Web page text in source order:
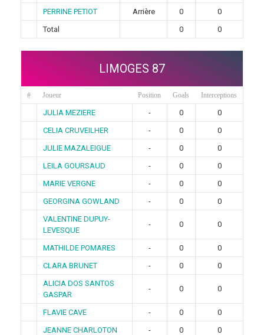
PERRINE PETIOT
Arrière 0
0
Total
0 0
LIMOGES 87
# Joueur Position Goals Interceptions
JULIA MEZIERE - 0
0
CELIA CRUVEILHER
- 0
0
JULIE MAZALEIGUE
- 0
0
LEILA GOURSAUD
- 0
0
MARIE VERGNE
- 0
0
GEORGINA GOWLAND
- 0
0
VALENTINE DUPUY-
LEVESQUE
- 0 0
MATHILDE POMARES - 0
0
CLARA BRUNET
- 0
0
ALICIA DOS SANTOS
GASPAR
- 0 0
FLAVIE CAVE - 0
0
JEANNE CHARLOTON
- 0
0